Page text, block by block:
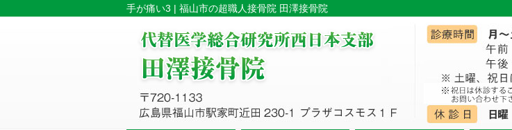
手が痛い3 | 福山市の超職人接骨院 田澤接骨院